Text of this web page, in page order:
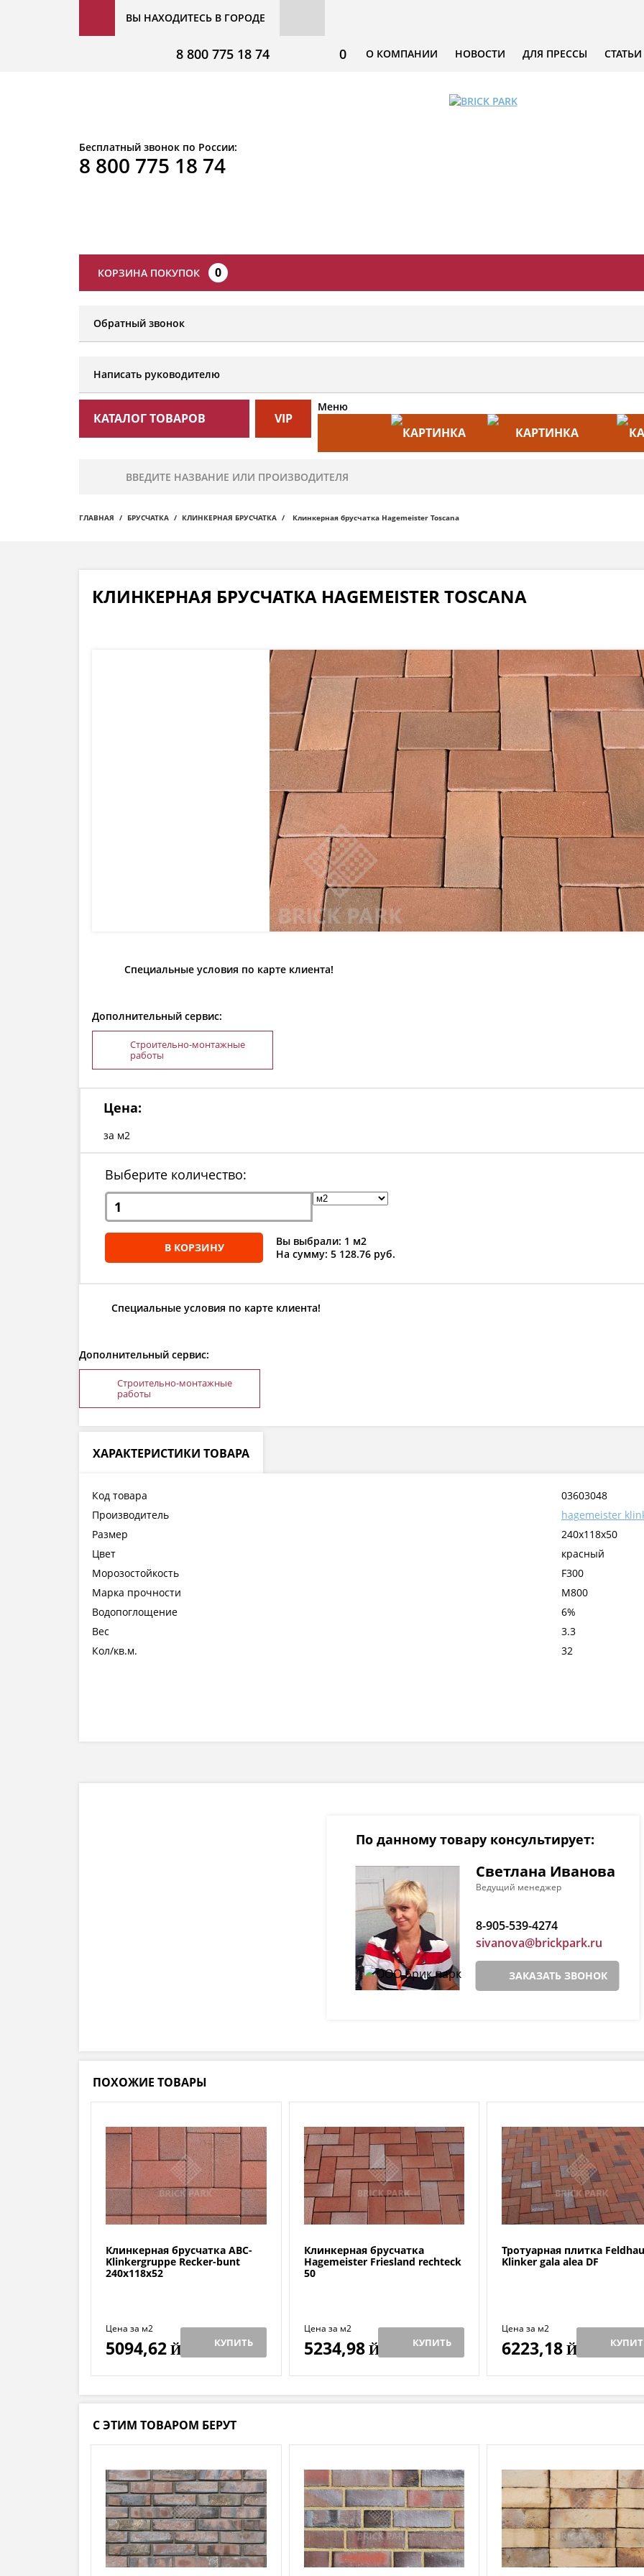
ВЫ НАХОДИТЕСЬ В ГОРОДЕ
О КОМПАНИИ НОВОСТИ ДЛЯ ПРЕССЫ СТАТЬИ
0
8 800 775 18 74
Бесплатный звонок по России:
8 800 775 18 74
КОРЗИНА ПОКУПОК 0
Обратный звонок
Написать руководителю
КАТАЛОГ ТОВАРОВ VIP
Меню
ГЛАВНАЯ БРУСЧАТКА КЛИНКЕРНАЯ БРУСЧАТКА Клинкерная брусчатка Hagemeister Toscana
КЛИНКЕРНАЯ БРУСЧАТКА HAGEMEISTER TOSCANA
Специальные условия по карте клиента!
Дополнительный сервис:
Строительно-монтажные
работы
Цена:
за м2
Выберите количество:
В КОРЗИНУ
Вы выбрали: 1 м2
На сумму: 5 128.76 руб.
Специальные условия по карте клиента!
Дополнительный сервис:
Строительно-монтажные
работы
ХАРАКТЕРИСТИКИ ТОВАРА
Код товара
03603048
Производитель
hagemeister
Размер
240x118x50
Цвет
красный
Морозостойкость
F300
Марка прочности
М800
Водопоглощение
6%
Вес
3.3
Кол/кв.м.
32
По данному товару консультирует:
Светлана Иванова
Ведущий менеджер
8-905-539-4274
sivanova@brickpark.ru
ЗАКАЗАТЬ ЗВОНОК
ПОХОЖИЕ ТОВАРЫ
Клинкерная брусчатка ABC-
Klinkergruppe Recker-bunt
240х118х52
Цена за м2
5094,62 Й КУПИТЬ
Клинкерная брусчатка
Hagemeister Friesland rechteck
50
Цена за м2
5234,98Й КУПИТЬ
Тротуарная плитка
Klinker gala alea DF
Цена за м2
6223,18 Й
С ЭТИМ ТОВАРОМ БЕРУТ